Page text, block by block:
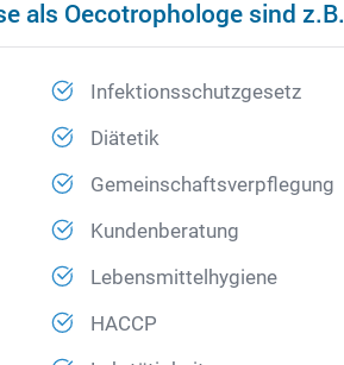
als Oecotrophologe sind z.B.
Infektionsschutzgesetz
Diätetik
Gemeinschaftsverpflegung
Kundenberatung
Lebensmittelhygiene
HACCP